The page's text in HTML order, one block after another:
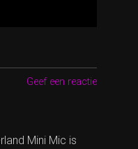
Geef een reactie
Mini Mic is